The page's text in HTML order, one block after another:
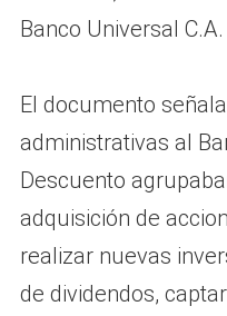
Banco Universal C.A.
El documento
administrativas al
Descuento
adquisición de
realizar nuevas
de dividendos,